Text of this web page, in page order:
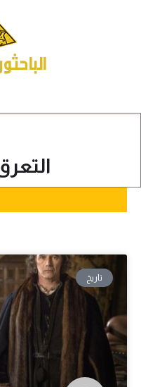
تاريخ